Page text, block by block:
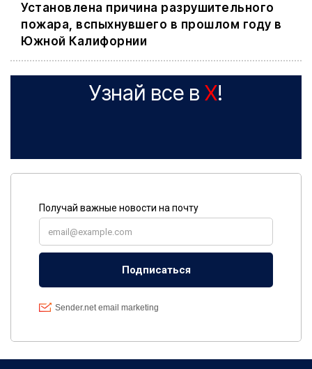
Установлена причина разрушительного
пожара, вспыхнувшего в прошлом году в
Южной Калифорнии
Узнай все в X!